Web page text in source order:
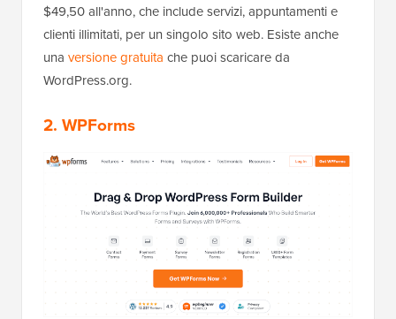
$49,50 all'anno, che include servizi, appuntamenti e
clienti illimitati, per un singolo sito web. Esiste anche
una versione gratuita che puoi scaricare da
WordPress.org.
2. WPForms